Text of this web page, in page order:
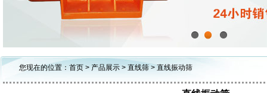
您现在的位置： 首页 > 产品展示 > 直线筛 > 直线振动筛